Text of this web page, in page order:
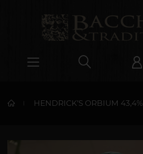
HENDRICK’S ORBIUM 43,4%